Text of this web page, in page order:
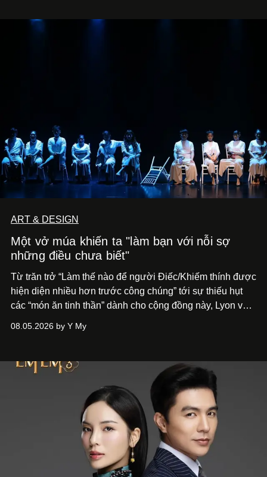
ART & DESIGN
Một vở múa khiến ta "làm bạn với nỗi sợ
những điều chưa biết"
Từ trăn trở “Làm thế nào để người Điếc/Khiếm thính được
hiện diện nhiều hơn trước công chúng” tới sự thiếu hụt
các “món ăn tinh thần” dành cho cộng đồng này, Lyon và
phẩm múa đương đại thành hiện thực, mang tên Lắng
08.05.2026 by Y My